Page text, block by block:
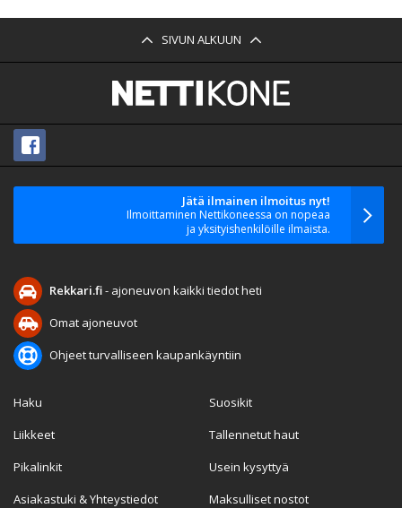
SIVUN ALKUUN
Jätä ilmainen ilmoitus nyt!
Ilmoittaminen Nettikoneessa on nopeaa
ja yksityishenkilöille ilmaista.
Rekkari.fi- ajoneuvon kaikki tiedot heti
Omat ajoneuvot
Ohjeet turvalliseen kaupankäyntiin
Haku
Liikkeet
Pikalinkit
Asiakastuki & Yhteystiedot
Suosikit
Tallennetut haut
Usein kysyttyä
Maksulliset nostot